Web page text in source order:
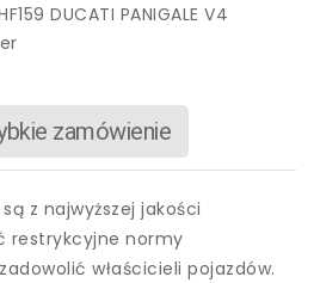
DUCATI PANIGALE V4
zamówienie
z najwyższej jakości
restrykcyjne normy
właścicieli pojazdów.